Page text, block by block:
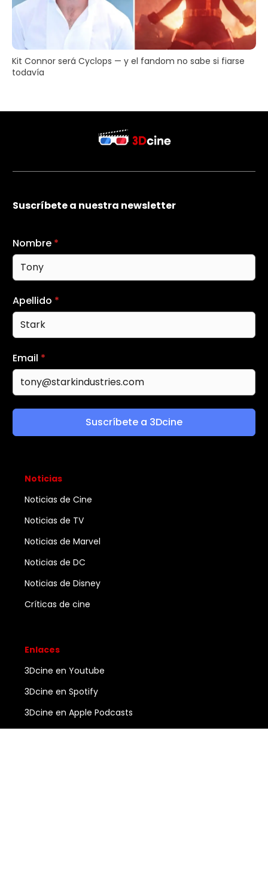
Kit Connor será Cyclops — y el fandom no sabe si fiarse
todavía
Suscríbete a nuestra newsletter
Nombre *
Apellido *
Email *
Suscríbete a 3Dcine
Noticias
Noticias de Cine
Noticias de TV
Noticias de Marvel
Noticias de DC
Noticias de Disney
Críticas de cine
Enlaces
3Dcine en Youtube
3Dcine en Spotify
3Dcine en Apple Podcasts